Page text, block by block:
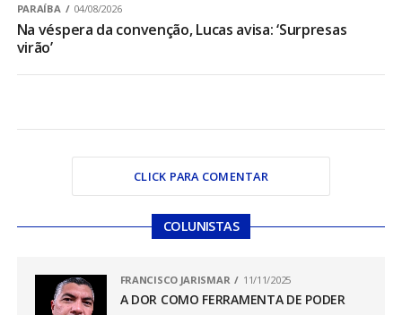
PARAÍBA 04/08/2026
Na véspera da convenção, Lucas avisa: ‘Surpresas
virão’
CLICK PARA COMENTAR
COLUNISTAS
FRANCISCO JARISMAR 11/11/2025
A DOR COMO FERRAMENTA DE PODER